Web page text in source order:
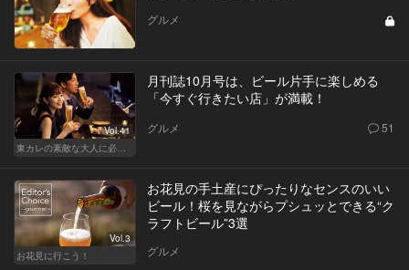
グルメ
Vol.41
月刊誌10月号は、ビール片手に楽しめる
「今すぐ行きたい店」が満載！
グルメ 51
Vol.3
お花見に行こう！
お花見の手土産にぴったりなセンスのいい
ビール！桜を見ながらプシュッとできる“ク
ラフトビール”3選
グルメ